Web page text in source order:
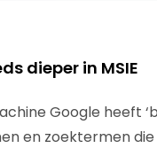
Google heeft
en zoektermen